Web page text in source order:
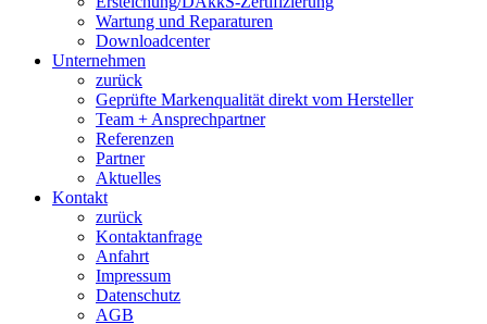
Wartung und Reparaturen
Downloadcenter
Unternehmen
zurück
Geprüfte Markenqualität direkt vom Hersteller
Team + Ansprechpartner
Referenzen
Partner
Aktuelles
Kontakt
zurück
Kontaktanfrage
Anfahrt
Impressum
Datenschutz
AGB